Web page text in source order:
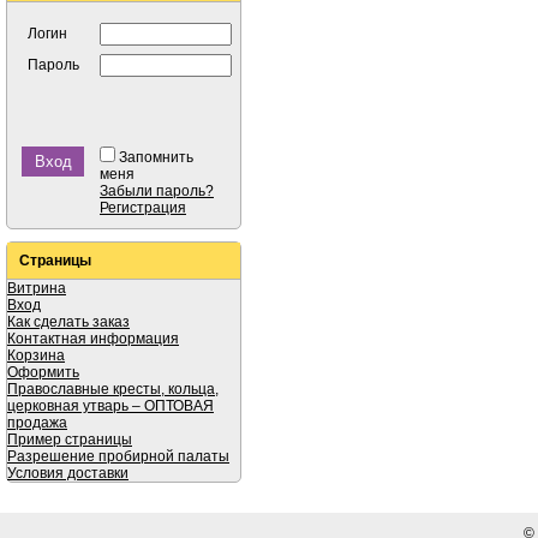
Логин
Пароль
Запомнить
меня
Забыли пароль?
Регистрация
Страницы
Витрина
Вход
Как сделать заказ
Контактная информация
Корзина
Оформить
Православные кресты, кольца,
церковная утварь – ОПТОВАЯ
продажа
Пример страницы
Разрешение пробирной палаты
Условия доставки
©